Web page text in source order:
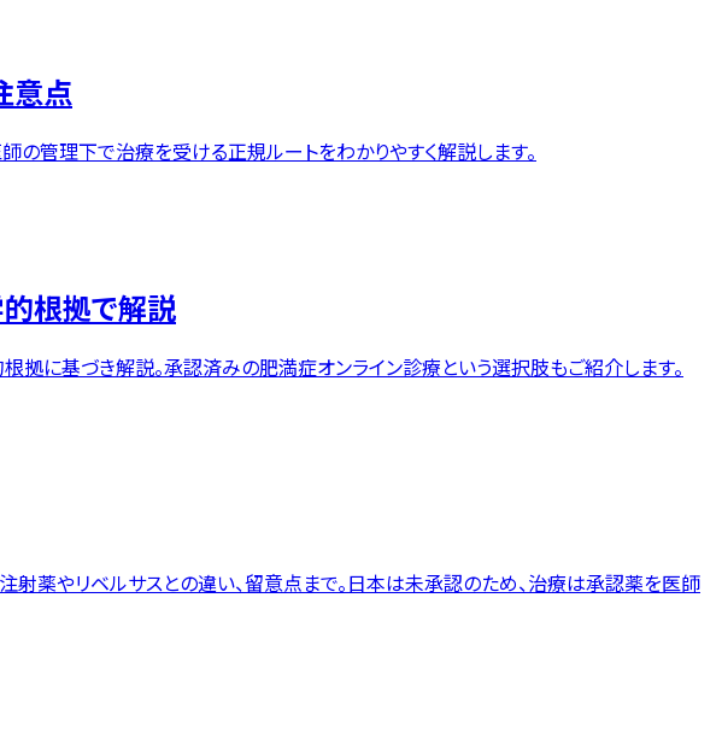
意点
の管理下で治療を受ける正規ルートをわかりやすく解説します。
的根拠で解説
に基づき解説。承認済みの肥満症オンライン診療という選択肢もご紹介します。
射薬やリベルサスとの違い、留意点まで。日本は未承認のため、治療は承認薬を医師